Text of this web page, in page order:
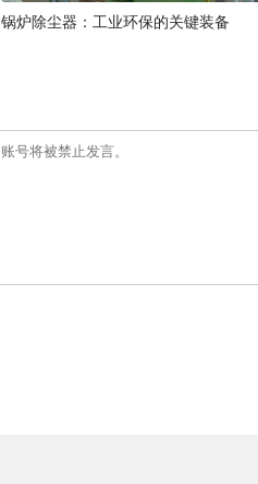
锅炉除尘器：工业环保的关键装备